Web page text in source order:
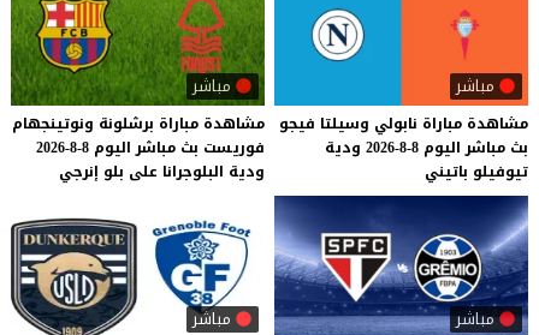
مباشر
مشاهدة مباراة نابولي وسيلتا فيجو
بث مباشر اليوم 8-8-2026
ودية
تيوفيلو باتيني
مباشر
مشاهدة مباراة برشلونة ونوتينجهام
فوريست بث مباشر اليوم 8-8-2026
ودية البلوجرانا على بلو إنرجي
مباشر مباشر